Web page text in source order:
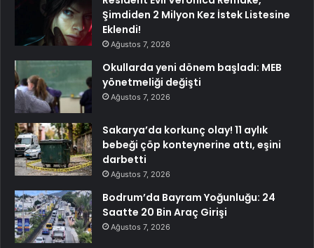
Şimdiden 2 Milyon Kez İstek Listesine
Eklendi!
Ağustos 7, 2026
Okullarda yeni dönem başladı: MEB
yönetmeliği değişti
Ağustos 7, 2026
Sakarya’da korkunç olay! 11 aylık
bebeği çöp konteynerine attı, eşini
darbetti
Ağustos 7, 2026
Bodrum’da Bayram Yoğunluğu: 24
Saatte 20 Bin Araç Girişi
Ağustos 7, 2026